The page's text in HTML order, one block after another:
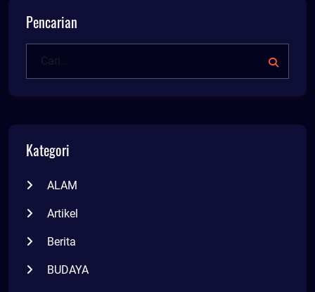
Pencarian
Kategori
ALAM
Artikel
Berita
BUDAYA